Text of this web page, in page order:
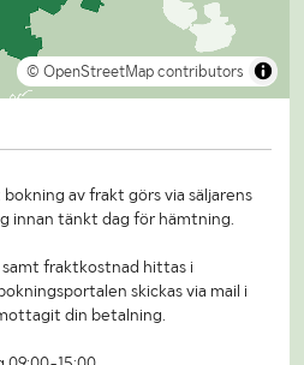
© OpenStreetMap contributors
av frakt görs via säljarens
innan tänkt dag för hämtning.
fraktkostnad hittas i
skickas via mail i
din betalning.